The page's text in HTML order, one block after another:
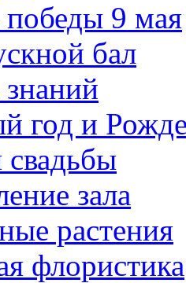
9 мая
бал
год и
свадьбы
зала
растения
флористика